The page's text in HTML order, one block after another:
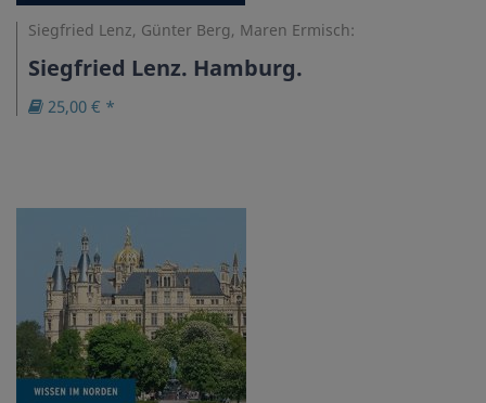
Siegfried Lenz, Günter Berg, Maren Ermisch:
Siegfried Lenz. Hamburg.
25,00 € *